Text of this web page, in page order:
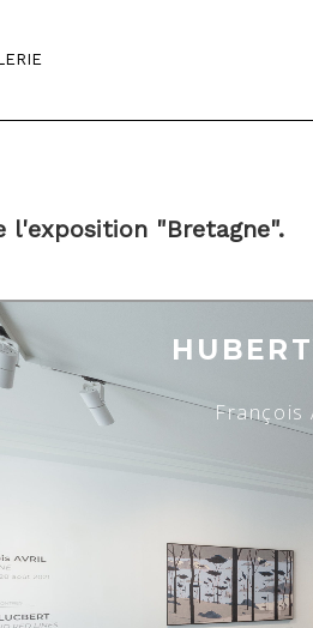
l'exposition "Bretagne".